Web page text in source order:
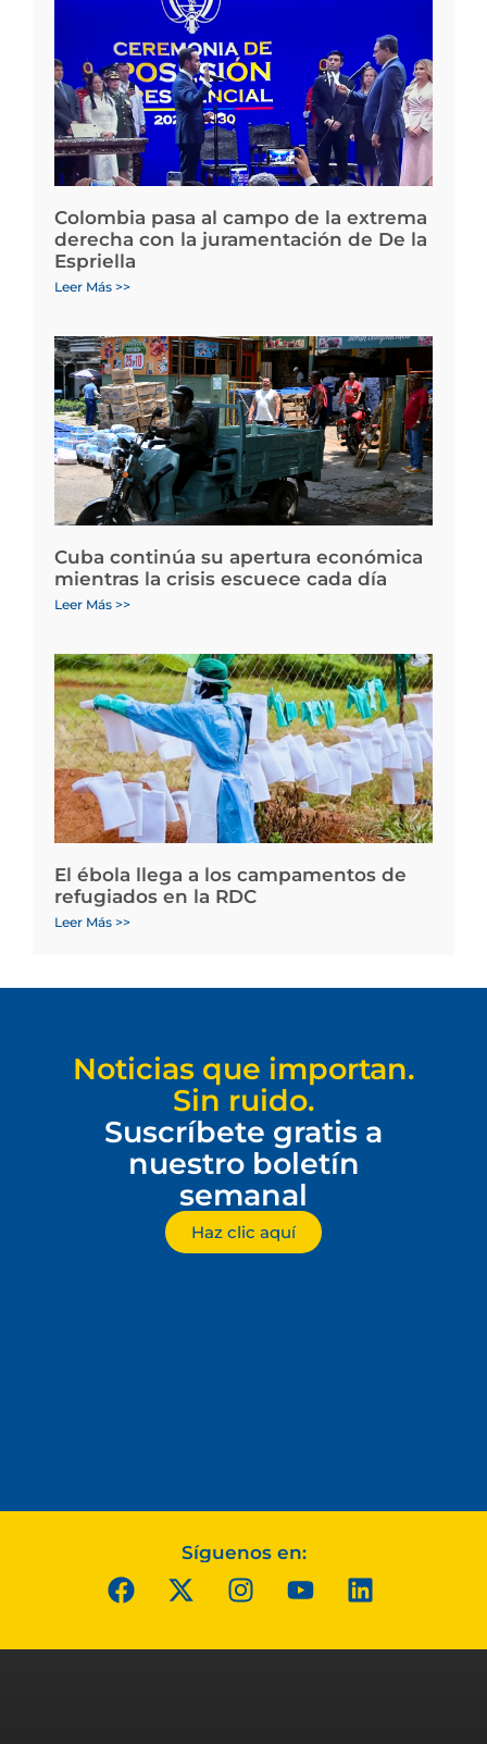
Colombia pasa al campo de la extrema
derecha con la juramentación de De la
Espriella
Leer Más >>
Cuba continúa su apertura económica
mientras la crisis escuece cada día
Leer Más >>
El ébola llega a los campamentos de
refugiados en la RDC
Leer Más >>
Noticias que importan.
Sin ruido.
Suscríbete gratis a
nuestro boletín
semanal
Haz clic aquí
Síguenos en: